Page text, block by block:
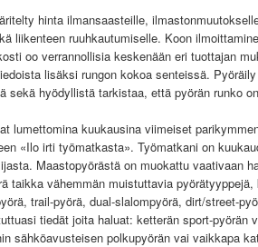
hinta ilmansaasteille,
liikenteen ruuhkautumiselle. Koon
oo verrannollisia keskenään eri tuottajan
lisäksi rungon kokoa senteissä.
sekä hyödyllistä tarkistaa, että pyörän runko
lumettomina kuukausina viimeiset
«Ilo irti työmatkasta». Työmatkani on
Maastopyörästä on muokattu vaativaan
taikka vähemmän muistuttavia
trail-pyörä, dual-slalompyörä, dirt/street-
tiedät joita haluat: ketterän sport-pyörän
sähköavusteisen polkupyörän vai vaikkapa